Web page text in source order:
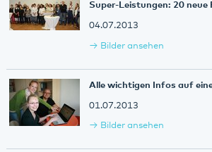
Super-Leistungen: 20 neue
04.07.2013
Bilder ansehen
Alle wichtigen Infos auf
01.07.2013
Bilder ansehen